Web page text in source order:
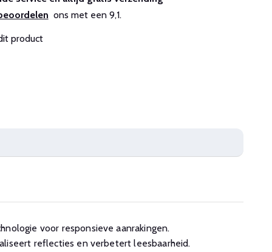
ons met een 9,1.
product
voor responsieve aanrakingen.
reflecties en verbetert leesbaarheid.